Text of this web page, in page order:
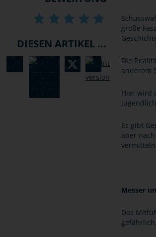
große
Die
anderem
Hier wird
Es gibt
aber
Messer
Das
DIESEN ARTIKEL ...